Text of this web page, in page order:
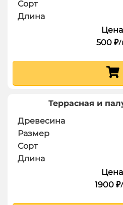
Сорт
Длина
500 ₽/
Террасная и
Древесина
Размер
Сорт
Длина
1900 ₽/